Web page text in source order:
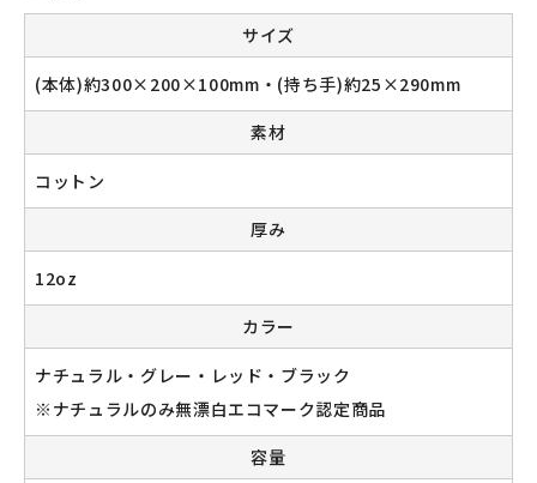
マイアカウント
カートを見る
お買い物ガイド
お問い合わせ
サイズ
(本体)約300×200×100mm・(持ち手)約25×290mm
素材
コットン
厚み
12oz
カラー
ナチュラル・グレー・レッド・ブラック
※ナチュラルのみ無漂白エコマーク認定商品
容量